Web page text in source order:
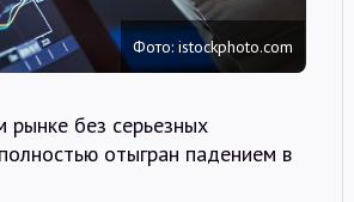
Фото: istockphoto.com
без серьезных
отыгран падением в